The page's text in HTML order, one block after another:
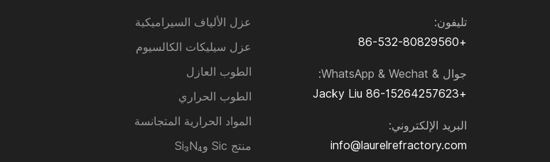
تليفون:
+86-532-80829560
جوال & WhatsApp & Wechat:
+86-15264257623
Jacky Liu
البريد الإلكتروني:
info@laurelrefractory.com
عزل الألياف السيراميكية
عزل سيليكات الكالسيوم
الطوب العازل
الطوب الحراري
المواد الحرارية المتجانسة
منتج Sic وSi₃N₄